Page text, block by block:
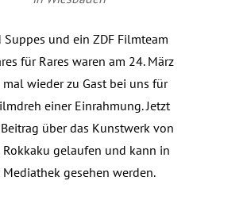
Suppes und ein ZDF Filmteam
für Rares waren am 24. März
wieder zu Gast bei uns für
einer Einrahmung. Jetzt
über das Kunstwerk von
Rokkaku gelaufen und kann in
Mediathek gesehen werden.